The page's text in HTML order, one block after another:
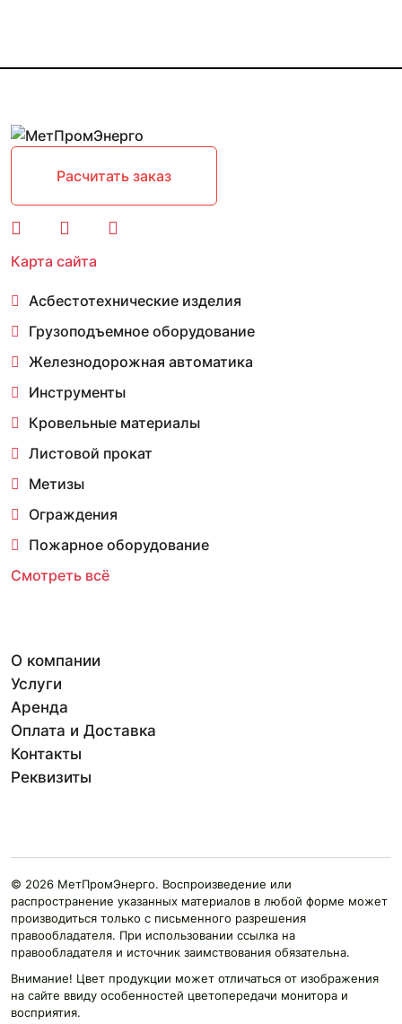
Расчитать заказ
Карта сайта
Асбестотехнические изделия
Грузоподъемное оборудование
Железнодорожная автоматика
Инструменты
Кровельные материалы
Листовой прокат
Метизы
Ограждения
Пожарное оборудование
Смотреть всё
О компании
Услуги
Аренда
Оплата и Доставка
Контакты
Реквизиты
© 2026 МетПромЭнерго. Воспроизведение или
распространение указанных материалов в любой форме может
производиться только с письменного разрешения
правообладателя. При использовании ссылка на
правообладателя и источник заимствования обязательна.
Внимание! Цвет продукции может отличаться от изображения
на сайте ввиду особенностей цветопередачи монитора и
восприятия.